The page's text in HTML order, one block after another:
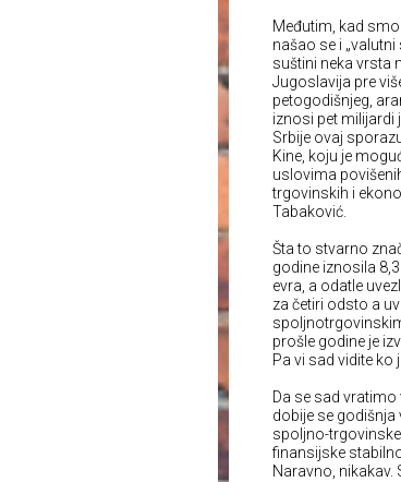
Međutim, kad
našao se i
suštini neka vrsta
Jugoslavija pre
petogodišnjeg,
iznosi pet milijardi
Srbije ovaj
Kine, koju je
uslovima
trgovinskih i
Tabaković.
Šta to stvarno
godine iznosila
evra, a odatle
za četiri odsto a
prošle godine je
Pa vi sad vidite ko
Da se sad
dobije se
spoljno-
finansijske
Naravno,